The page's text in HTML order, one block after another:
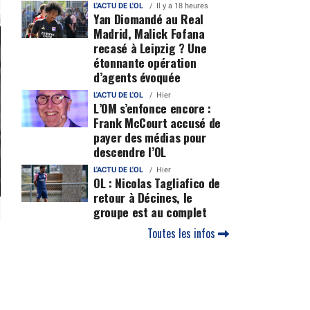
L'ACTU DE L'OL Il y a 18 heures
Yan Diomandé au Real
Madrid, Malick Fofana
recasé à Leipzig ? Une
étonnante opération
d’agents évoquée
L'ACTU DE L'OL Hier
L’OM s’enfonce encore :
Frank McCourt accusé de
payer des médias pour
descendre l’OL
L'ACTU DE L'OL Hier
OL : Nicolas Tagliafico de
retour à Décines, le
groupe est au complet
Toutes les infos